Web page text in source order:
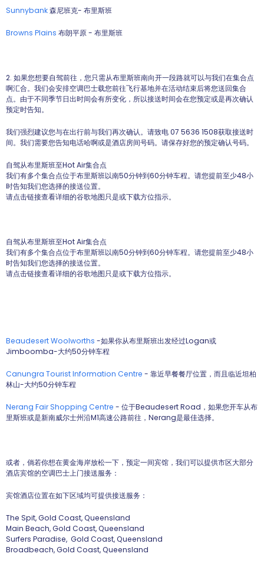
Sunnybank森尼班克- 布里斯班
Browns Plains 布朗平原 - 布里斯班
2. 如果您想要自驾前往，您只需从布里斯班南向开一段路就可以与我们在集合点
啊汇合。我们会安排空调巴士载您前往飞行基地并在活动结束后将您送回集合
点。由于不同季节日出时间会有所变化，所以接送时间会在您预定或是再次确认
预定时告知。
我们强烈建议您与在出行前与我们再次确认。请致电 07 5636 1508获取接送时
间。我们需要您告知电话哈啊或是酒店房间号码。请保存好您的预定确认号码。
自驾从布里斯班至Hot Air集合点
我们有多个集合点位于布里斯班以南50分钟到60分钟车程。请您提前至少48小
时告知我们您选择的接送位置。
请点击链接查看详细的谷歌地图只是或下载方位指示。
自驾从布里斯班至Hot Air集合点
我们有多个集合点位于布里斯班以南50分钟到60分钟车程。请您提前至少48小
时告知我们您选择的接送位置。
请点击链接查看详细的谷歌地图只是或下载方位指示。
Beaudesert Woolworths -如果你从布里斯班出发经过Logan或
Jimboomba-大约50分钟车程
Canungra Tourist Information Centre - 靠近早餐餐厅位置，而且临近坦柏
林山-大约50分钟车程
Nerang Fair Shopping Centre - 位于Beaudesert Road，如果您开车从布
里斯班或是新南威尔士州沿M1高速公路前往，Nerang是最佳选择。
或者，倘若你想在黄金海岸放松一下，预定一间宾馆，我们可以提供市区大部分
酒店宾馆的空调巴士上门接送服务：
宾馆酒店位置在如下区域均可提供接送服务：
The Spit, Gold Coast, Queensland
Main Beach, Gold Coast, Queensland
Surfers Paradise, Gold Coast, Queensland
Broadbeach, Gold Coast, Queensland